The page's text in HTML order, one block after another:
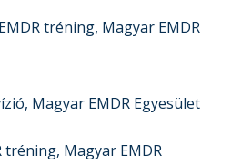
tréning, Magyar EMDR
Magyar EMDR Egyesület
Magyar EMDR